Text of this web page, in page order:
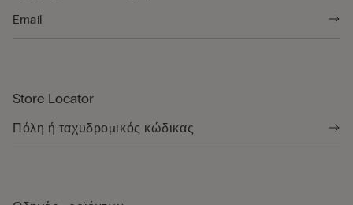
Store Locator